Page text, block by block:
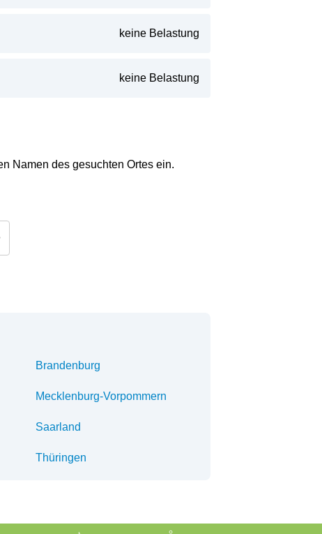
keine Belastung
keine Belastung
Namen des gesuchten Ortes ein.
Brandenburg
Mecklenburg-Vorpommern
Saarland
Thüringen